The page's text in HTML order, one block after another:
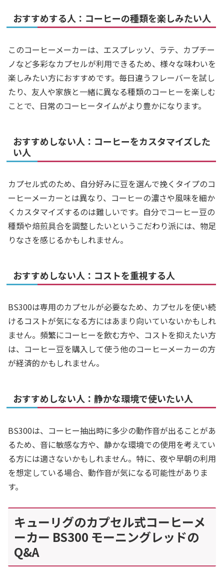
おすすめする人：コーヒーの種類を楽しみたい人
このコーヒーメーカーは、エスプレッソ、ラテ、カプチー
ノなど多彩なカプセルが利用できるため、様々な味わいを
楽しみたい方におすすめです。毎日違うフレーバーを試し
たり、友人や家族と一緒に異なる種類のコーヒーを楽しむ
ことで、日常のコーヒータイムがより豊かになります。
おすすめしない人：コーヒーをカスタマイズした
い人
カプセル式のため、自分好みに豆を選んで挽くタイプのコ
ーヒーメーカーとは異なり、コーヒーの濃さや風味を細か
くカスタマイズするのは難しいです。自分でコーヒー豆の
種類や焙煎具合を調整したいというこだわり派には、物足
りなさを感じるかもしれません。
おすすめしない人：コストを重視する人
BS300は専用のカプセルが必要なため、カプセルを使い続
けるコストが気になる方にはあまり向いていないかもしれ
ません。頻繁にコーヒーを飲む方や、コストを抑えたい方
は、コーヒー豆を購入して使う他のコーヒーメーカーの方
が経済的かもしれません。
おすすめしない人：静かな環境で使いたい人
BS300は、コーヒー抽出時に多少の動作音が出ることがあ
るため、音に敏感な方や、静かな環境での使用を考えてい
る方には適さないかもしれません。特に、夜や早朝の利用
を想定している場合、動作音が気になる可能性がありま
す。
キューリグのカプセル式コーヒーメ
ーカー BS300 モーニングレッドの
Q&A